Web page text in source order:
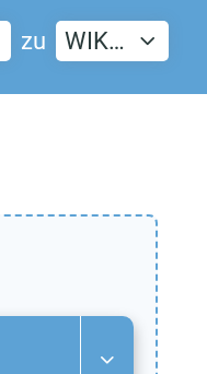
zu WIK…